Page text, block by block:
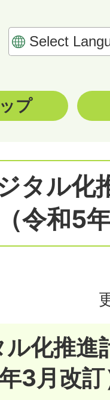
プ
タル化
令和5
化推進
3月改訂